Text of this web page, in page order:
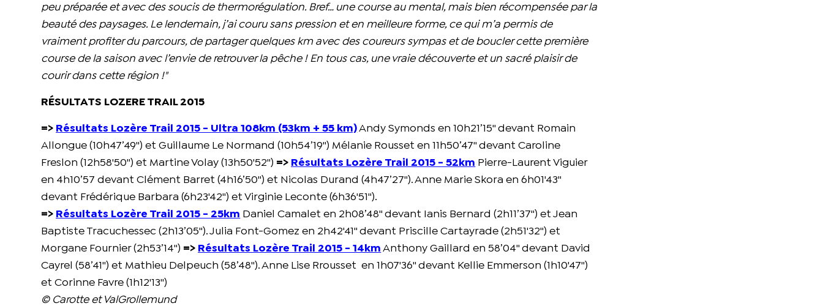
peu préparée et avec des soucis de thermorégulation. Bref… une course au mental, mais bien récompensée par la
beauté des paysages. Le lendemain, j’ai couru sans pression et en meilleure forme, ce qui m’a permis de
vraiment profiter du parcours, de partager quelques km avec des coureurs sympas et de boucler cette première
course de la saison avec l’envie de retrouver la pêche ! En tous cas, une vraie découverte et un sacré plaisir de
courir dans cette région !"
RÉSULTATS LOZERE TRAIL 2015
=> Résultats Lozère Trail 2015 - Ultra 108km (53km + 55 km) Andy Symonds en 10h21’15'' devant Romain
Allongue (10h47’49'') et Guillaume Le Normand (10h54’19'') Mélanie Rousset en 11h50’47'' devant Caroline
Freslon (12h58'50'') et Martine Volay (13h50'52'') => Résultats Lozère Trail 2015 - 52km Pierre-Laurent Viguier
en 4h10’57 devant Clément Barret (4h16’50'') et Nicolas Durand (4h47’27''). Anne Marie Skora en 6h01'43''
devant Frédérique Barbara (6h23'42'') et Virginie Leconte (6h36'51'').
=> Résultats Lozère Trail 2015 - 25km Daniel Camalet en 2h08’48'' devant Ianis Bernard (2h11’37'') et Jean
Baptiste Tracuchessec (2h13’05''). Julia Font-Gomez en 2h42'41'' devant Priscille Cartayrade (2h51'32'') et
Morgane Fournier (2h53’14'') => Résultats Lozère Trail 2015 - 14km Anthony Gaillard en 58’04'' devant David
Cayrel (58’41'') et Mathieu Delpeuch (58’48''). Anne Lise Rrousset en 1h07'36'' devant Kellie Emmerson (1h10'47'')
et Corinne Favre (1h12'13'')
© Carotte et ValGrollemund